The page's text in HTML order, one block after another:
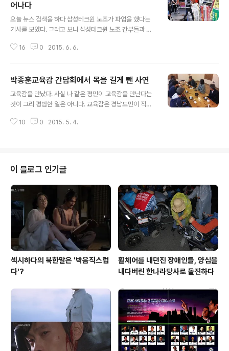
어나다
오늘 뉴스 검색을 하다 삼성테크윈 노조가 파업을 했다는
기사를 보았다. 그러고 보니 삼성테크윈 노조 간부들과 간
할 때는 블로그 기사를 쓰기로 하고 참석하는 것인데, 까맣
급을 받는 것도 아니고, 간담회 주체로부터 무슨 보상을 받
는 것도 아니니까. 그리고 아마 아래와 같은 생각도 있었던
듯하다. ‘삼성 노동자들이? 아니 삼성 근로자들이 노조를
이제 어려워지니까 노조를 만들고 주변에 도움을 요청한
16 0 2015. 6. 6.
박종훈교육감 간담회에서 목을 길게 뺀 사연
교육감을 만났다. 사실 나 같은 평민이 교육감을 만난다는
것이 그리 평범한 일은 아니다. 교육감은 경남도민이 직접
로 그를 만난다는 것은 아주 영광스러운 일이라고 할 수 있
서 그런 것은 아니고, 어디까지나 내가 간담회의 주체인 의
회원이기 때문이지만. 간담회는 7시부터지만 나는 예의를
차려 30분 일찍 도착해 미리 자리를 잡고 앉았다. 그리고
교육감을 만나면 무엇을 묻는 게 좋을지 머릿속으로 따져
보았다. 박종훈 교육감은 직선제가 실시된 이래 첫 진보교
육감이라는 평가를 받는 만큼 호의..
10 0 2015. 5. 4.
이 블로그 인기글
섹시하다의 북한말은 '박음직스럽
다'?
휠체어를 내던진 장애인들, 양심을
내다버린 한나라당사로 돌진하다